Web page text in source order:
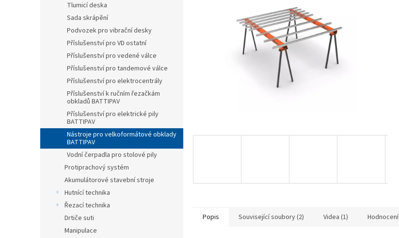
Tlumicí deska
Sada skrápění
Podvozek pro vibrační desky
Příslušenství pro VD ostatní
Příslušenství pro vedené válce
Příslušenství pro tandemové válce
Příslušenství pro elektrocentrály
Příslušenství k ručním řezačkám
obkladů BATTIPAV
Příslušenství pro elektrické pily
BATTIPAV
Nástroje pro velkoformátové obklady
BATTIPAV
Vodní čerpadla pro stolové pily
Protiprachový systém
Akumulátorové stavební stroje
Hutnící technika
Řezací technika
Drtiče suti
Manipulace
Popis Související soubory (2) Videa (1) Hodnocení